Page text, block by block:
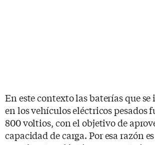
En este contexto las baterías que
en los vehículos eléctricos pesados
800 voltios, con el objetivo de
capacidad de carga. Por esa razón